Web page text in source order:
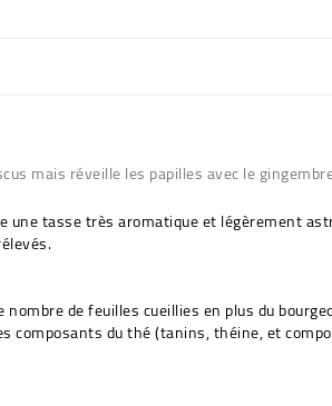
mais réveille les papilles avec le
tasse très aromatique et légèrement
de feuilles cueillies en plus du
du thé (tanins, théine, et